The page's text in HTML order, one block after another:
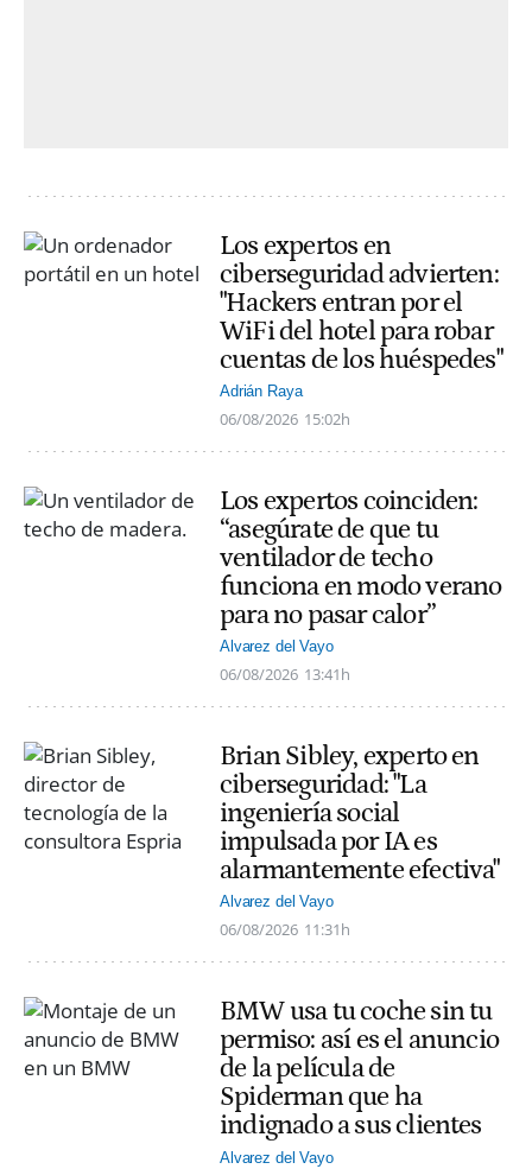
Los expertos en
ciberseguridad advierten:
"Hackers entran por el
WiFi del hotel para robar
cuentas de los huéspedes"
Adrián Raya
06/08/2026 15:02h
Los expertos coinciden:
“asegúrate de que tu
ventilador de techo
funciona en modo verano
para no pasar calor”
Alvarez del Vayo
06/08/2026 13:41h
Brian Sibley, experto en
ciberseguridad: "La
ingeniería social
impulsada por IA es
alarmantemente efectiva"
Alvarez del Vayo
06/08/2026 11:31h
BMW usa tu coche sin tu
permiso: así es el anuncio
de la película de
Spiderman que ha
indignado a sus clientes
Alvarez del Vayo